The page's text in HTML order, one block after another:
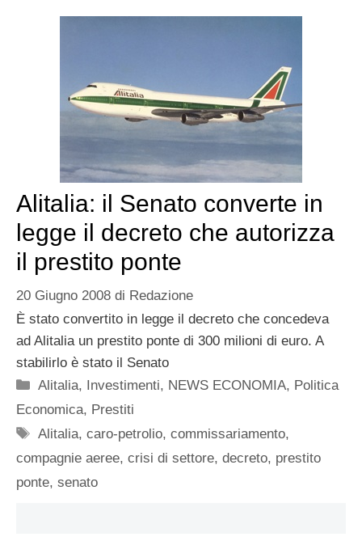
Alitalia: il Senato converte in
legge il decreto che autorizza
il prestito ponte
20 Giugno 2008 di Redazione
È stato convertito in legge il decreto che concedeva
ad Alitalia un prestito ponte di 300 milioni di euro. A
stabilirlo è stato il Senato
Categorie
Alitalia, Investimenti, NEWS ECONOMIA, Politica
Economica, Prestiti
Tag
Alitalia,caro-petrolio,commissariamento,
compagnie aeree, crisi di settore, decreto, prestito
ponte, senato